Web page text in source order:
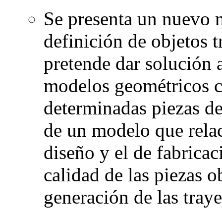
Se presenta un nuevo
definición de objetos
pretende dar solución
modelos geométricos
determinadas piezas
de un modelo que
diseño y el de
calidad de las piezas
generación de las